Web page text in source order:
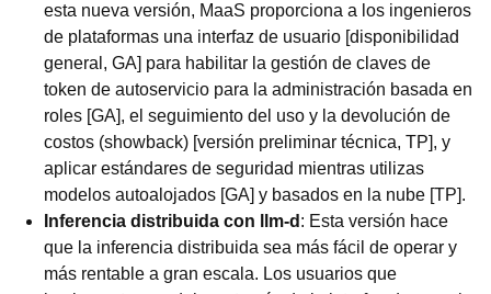
esta nueva versión, MaaS proporciona a los ingenieros
de plataformas una interfaz de usuario [disponibilidad
general, GA] para habilitar la gestión de claves de
token de autoservicio para la administración basada en
roles [GA], el seguimiento del uso y la devolución de
costos (showback) [versión preliminar técnica, TP], y
aplicar estándares de seguridad mientras utilizas
modelos autoalojados [GA] y basados en la nube [TP].
Inferencia distribuida con llm-d : Esta versión hace
que la inferencia distribuida sea más fácil de operar y
más rentable a gran escala. Los usuarios que